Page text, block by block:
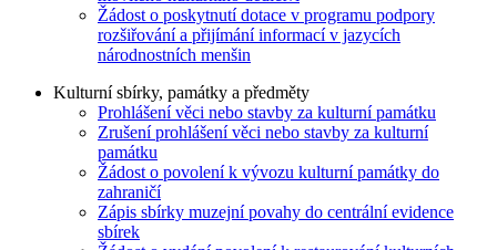
Žádost o poskytnutí dotace v programu podpory
rozšiřování a přijímání informací v jazycích
národnostních menšin
Kulturní sbírky, památky a předměty
Prohlášení věci nebo stavby za kulturní památku
Zrušení prohlášení věci nebo stavby za kulturní
památku
Žádost o povolení k vývozu kulturní památky do
zahraničí
Zápis sbírky muzejní povahy do centrální evidence
sbírek